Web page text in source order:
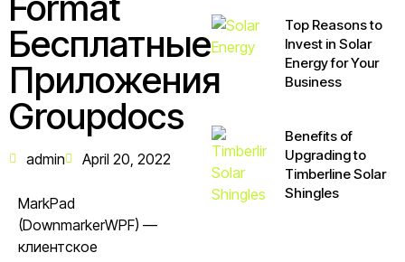
Бесплатные
Приложения
Groupdocs
admin April 20, 2022
MarkPad
(DownmarkerWPF) —
клиентское
Top Reasons to
Invest in Solar
Energy for Your
Business
Benefits of
Upgrading to
Timberline Solar
Shingles